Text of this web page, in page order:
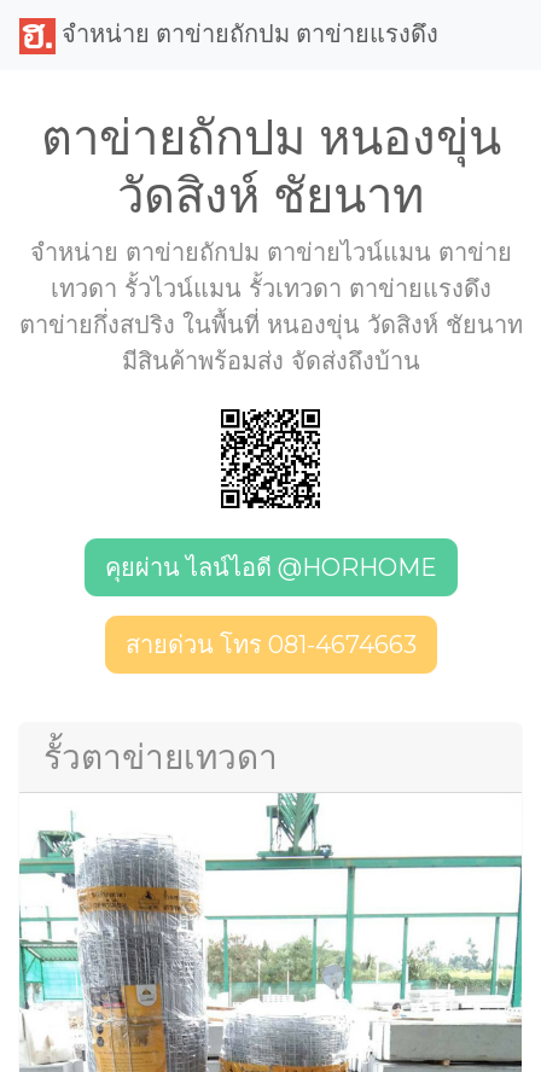
จำหน่าย ตาข่ายถักปม ตาข่ายแรงดึง
ตาข่ายถักปม หนองขุ่น
วัดสิงห์ ชัยนาท
จำหน่าย ตาข่ายถักปม ตาข่ายไวน์แมน ตาข่าย
เทวดา รั้วไวน์แมน รั้วเทวดา ตาข่ายแรงดึง
ตาข่ายกึ่งสปริง ในพื้นที่ หนองขุ่น วัดสิงห์ ชัยนาท
มีสินค้าพร้อมส่ง จัดส่งถึงบ้าน
คุยผ่าน ไลน์ไอดี @HORHOME
สายด่วน โทร 081-4674663
รั้วตาข่ายเทวดา